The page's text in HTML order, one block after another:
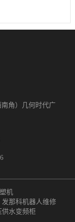
角）几何时代广
机
发那科机器人维修
供水变频柜